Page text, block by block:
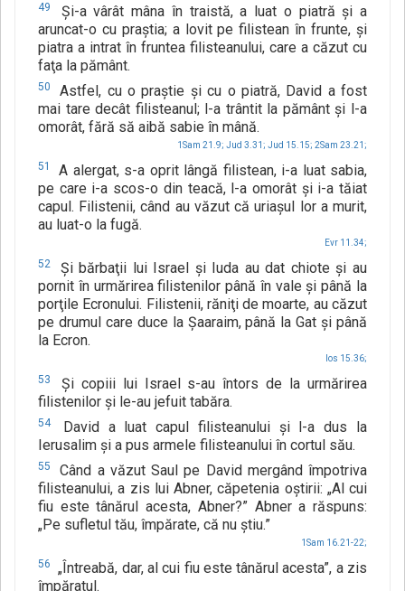
49
Şi-a vârât mâna în traistă, a luat o piatră şi a
aruncat-o cu praştia; a lovit pe filistean în frunte, şi
piatra a intrat în fruntea filisteanului, care a căzut cu
faţa la pământ.
50
Astfel, cu o praştie şi cu o piatră, David a fost
mai tare decât filisteanul; l-a trântit la pământ şi l-a
omorât, fără să aibă sabie în mână.
1Sam 21.9; Jud 3.31; Jud 15.15; 2Sam 23.21;
51
A alergat, s-a oprit lângă filistean, i-a luat sabia,
pe care i-a scos-o din teacă, l-a omorât şi i-a tăiat
capul. Filistenii, când au văzut că uriaşul lor a murit,
au luat-o la fugă.
Evr 11.34;
52
Şi bărbaţii lui Israel şi Iuda au dat chiote şi au
pornit în urmărirea filistenilor până în vale şi până la
porţile Ecronului. Filistenii, răniţi de moarte, au căzut
pe drumul care duce la Şaaraim, până la Gat şi până
la Ecron.
Ios 15.36;
53
Şi copiii lui Israel s-au întors de la urmărirea
filistenilor şi le-au jefuit tabăra.
54
David a luat capul filisteanului şi l-a dus la
Ierusalim şi a pus armele filisteanului în cortul său.
55
Când a văzut Saul pe David mergând împotriva
filisteanului, a zis lui Abner, căpetenia oştirii: „Al cui
fiu este tânărul acesta, Abner?” Abner a răspuns:
„Pe sufletul tău, împărate, că nu ştiu.”
1Sam 16.21-22;
56
„Întreabă, dar, al cui fiu este tânărul acesta”, a zis
împăratul.